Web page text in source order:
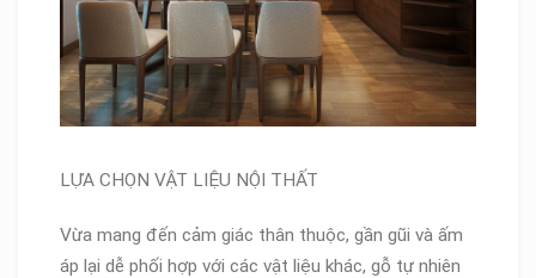
LỰA CHỌN VẬT LIỆU NỘI THẤT
Vừa mang đến cảm giác thân thuộc, gần gũi và ấm
áp lại dễ phối hợp với các vật liệu khác, gỗ tự nhiên